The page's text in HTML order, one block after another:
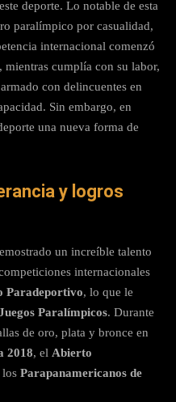
deporte. Lo notable de esta
paralímpico por casualidad,
internacional comenzó
cumplía con su labor,
con delincuentes en
Sin embargo, en
una nueva forma de
y logros
un increíble talento
internacionales
Paradeportivo, lo que le
Paralímpicos. Durante
de oro, plata y bronce en
2018, el Abierto
los Parapanamericanos de